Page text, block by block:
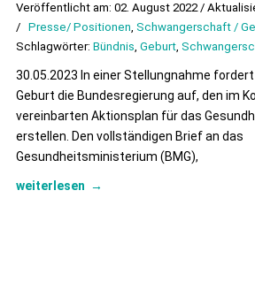
Veröffentlicht am: 02. August 2022 /
/ Presse/ Positionen, Schwangerschaft /
Schlagwörter: Bündnis, Geburt,
30.05.2023 In einer Stellungnahme
Geburt die Bundesregierung auf, den im
vereinbarten Aktionsplan für das
erstellen. Den vollständigen Brief an das
Gesundheitsministerium (BMG),
weiterlesen →